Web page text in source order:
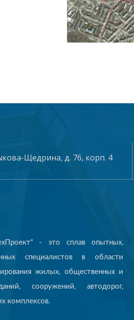
Щедрина, д. 76, корп. 4
- это сплав опытных,
специалистов в области
жилых, общественных и
сооружений, автодорог,
комплексов.